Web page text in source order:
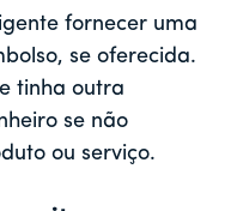
fornecer uma
se oferecida.
tinha outra
se não
ou serviço.